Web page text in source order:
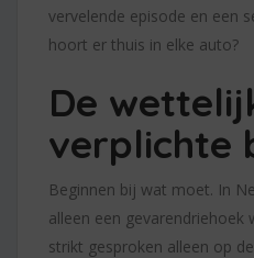
vervelende episode en een
hoort er thuis in elke auto?
De
verplichte
Beginnen bij wat moet. In
alleen een
strikt gesproken alleen op